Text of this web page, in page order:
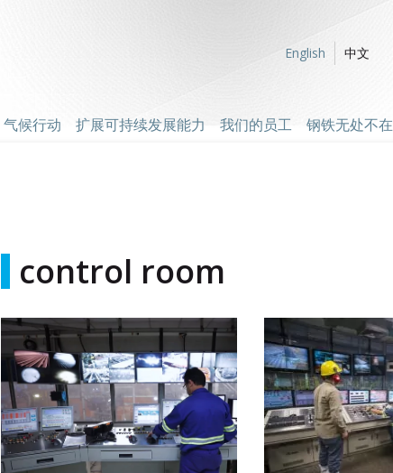
English
中文
气候行动 扩展可持续发展能力 我们的员工 钢铁无处不在
control room